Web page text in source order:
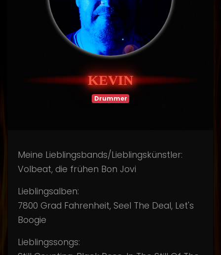
KEVIN
Drummer
Meine Lieblingsbands/Lieblingskünstler:
Volbeat, die frühen Bon Jovi
Lieblingsalben:
7800 Grad Fahrenheit, Seel The Deal, Let's
Boogie
Lieblingssongs: